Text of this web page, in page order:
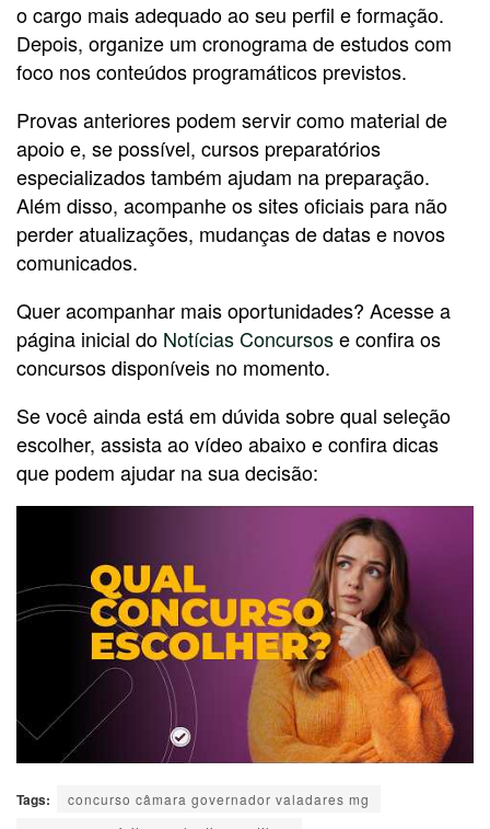
o cargo mais adequado ao seu perfil e formação.
Depois, organize um cronograma de estudos com
foco nos conteúdos programáticos previstos.
Provas anteriores podem servir como material de
apoio e, se possível, cursos preparatórios
especializados também ajudam na preparação.
Além disso, acompanhe os sites oficiais para não
perder atualizações, mudanças de datas e novos
comunicados.
Quer acompanhar mais oportunidades? Acesse a
página inicial do Notícias Concursose confira os
concursos disponíveis no momento.
Se você ainda está em dúvida sobre qual seleção
escolher, assista ao vídeo abaixo e confira dicas
que podem ajudar na sua decisão:
Tags:
concurso câmara governador valadares mg